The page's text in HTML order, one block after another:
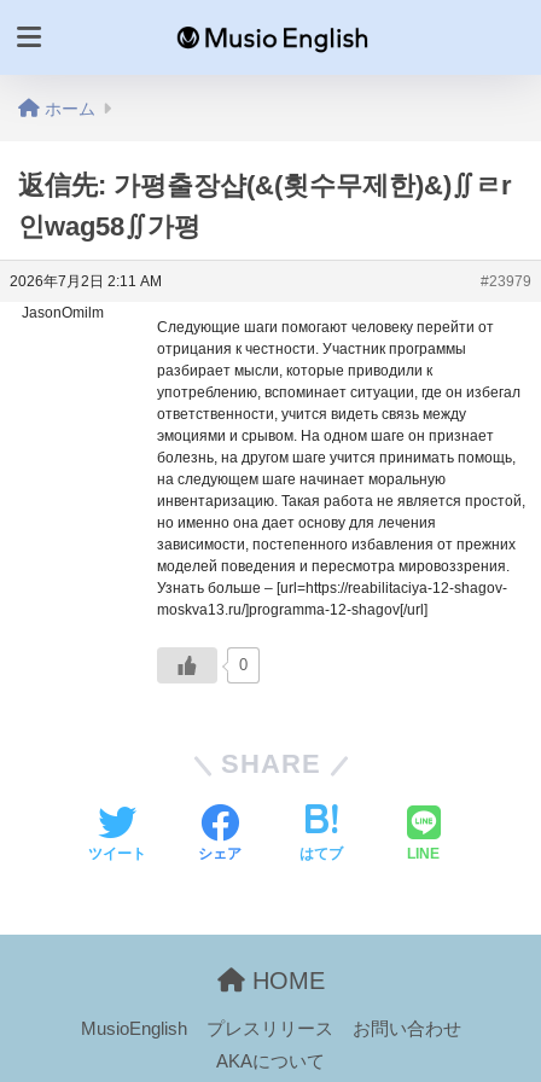
ホーム
返信先: 가평출장샵(&(횟수무제한)&)∬ㄹr
인wag58∬가평
2026年7月2日 2:11 AM
#23979
JasonOmilm
Следующие шаги помогают человеку перейти от
отрицания к честности. Участник программы
разбирает мысли, которые приводили к
употреблению, вспоминает ситуации, где он избегал
ответственности, учится видеть связь между
эмоциями и срывом. На одном шаге он признает
болезнь, на другом шаге учится принимать помощь,
на следующем шаге начинает моральную
инвентаризацию. Такая работа не является простой,
но именно она дает основу для лечения
зависимости, постепенного избавления от прежних
моделей поведения и пересмотра мировоззрения.
Узнать больше – [url=https://reabilitaciya-12-shagov-
moskva13.ru/]programma-12-shagov[/url]
0
SHARE
ツイート シェア はてブ LINE
HOME
MusioEnglish プレスリリース
お問い合わせ
AKAについて